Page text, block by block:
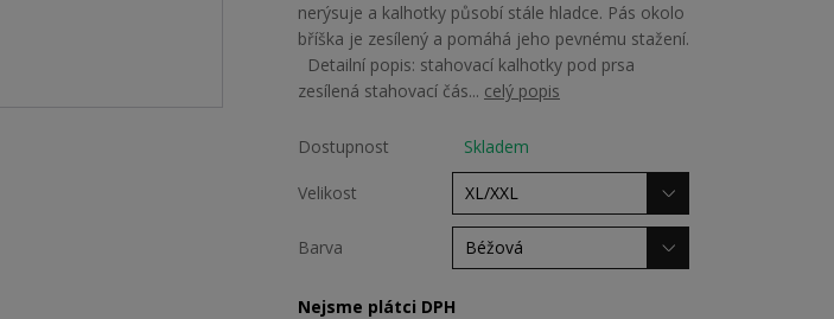
nerýsuje a kalhotky působí stále hladce. Pás okolo
bříška je zesílený a pomáhá jeho pevnému stažení.
Detailní popis: stahovací kalhotky pod prsa
zesílená stahovací čás... celý popis
Dostupnost Skladem
Velikost
Barva
Nejsme plátci DPH